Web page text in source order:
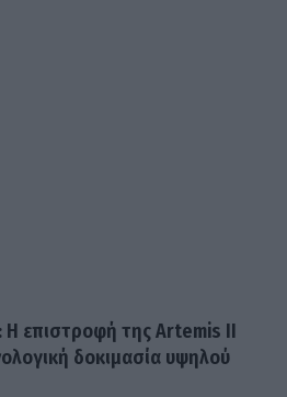
Η επιστροφή της Artemis II
δοκιμασία υψηλού